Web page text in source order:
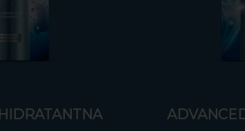
ADVANCED HIDRATANTNA
ADVANCED HIDRATANTNA